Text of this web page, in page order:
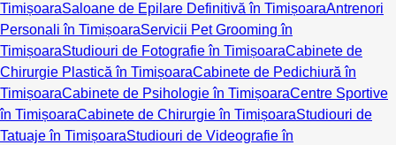
TimișoaraSaloane de Epilare Definitivă în TimișoaraAntrenori
Personali în TimișoaraServicii Pet Grooming în
TimișoaraStudiouri de Fotografie în TimișoaraCabinete de
Chirurgie Plastică în TimișoaraCabinete de Pedichiură în
TimișoaraCabinete de Psihologie în TimișoaraCentre Sportive
în TimișoaraCabinete de Chirurgie în TimișoaraStudiouri de
Tatuaje în TimișoaraStudiouri de Videografie în